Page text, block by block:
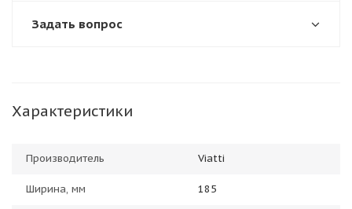
Задать вопрос
Характеристики
Производитель Viatti
Ширина, мм 185